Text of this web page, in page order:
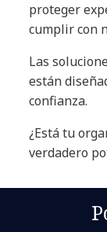
proteger
cumplir con
Las
están
confianza.
¿Está tu
verdadero